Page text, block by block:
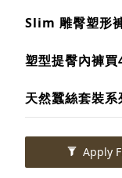
Slim 雕臀塑形
塑型提臀內褲買
天然蠶絲套裝系
Apply